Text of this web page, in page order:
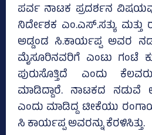
ಪರ್ವ ನಾಟಕ ಪ್ರದರ್ಶನ
ನಿರ್ದೇಶಕ ಎಂ.ಎಸ್‌.ಸತ್ಯು
ಅಡ್ಡಂಡ ಸಿ.ಕಾರ್ಯಪ್ಪ ಅವರ
ಮೈಸೂರಿನವರಿಗೆ ಎಂಟು ಗಂಟೆ
ಪುರುಸೊತ್ತಿದೆ ಎಂದು
ಮಾಡಿದ್ದಾರೆ. ನಾಟಕದ ನಡುವೆ
ಎಂದು ಮಾಡಿದ್ದ ಟೀಕೆಯು
ಸಿ ಕಾರ್ಯಪ್ಪ ಅವರನ್ನು ಕೆರಳಿಸಿತ್ತು.